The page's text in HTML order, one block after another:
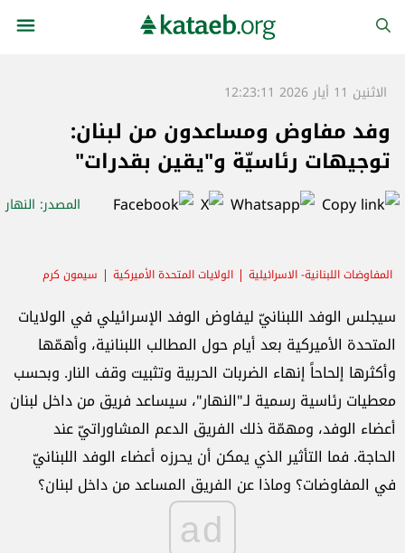
الاثنين 11 أيار 2026 12:23:11
وفد مفاوض ومساعدون من لبنان:
توجيهات رئاسيّة و"يقين بقدرات"
المصدر: النهار
المفاوضات اللبنانية- الاسرائيلية الولايات المتحدة الأميركية سيمون كرم
سيجلس الوفد اللبنانيّ ليفاوض الوفد الإسرائيلي في الولايات
المتحدة الأميركية بعد أيام حول المطالب اللبنانية، وأهمّها
وأكثرها إلحاحاً إنهاء الضربات الحربية وتثبيت وقف النار. وبحسب
معطيات رئاسية رسمية لـ"النهار"، سيساعد فريق من داخل لبنان
أعضاء الوفد، ومهمّة ذلك الفريق الدعم المشاوراتيّ عند
الحاجة. فما التأثير الذي يمكن أن يحرزه أعضاء الوفد اللبنانيّ
في المفاوضات؟ وماذا عن الفريق المساعد من داخل لبنان؟
ad